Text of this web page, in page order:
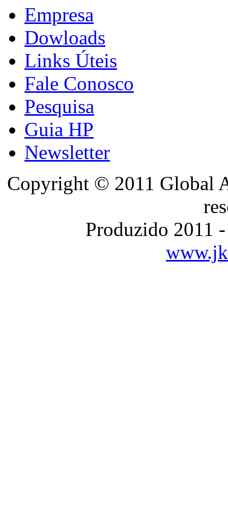
Empresa
Dowloads
Links Úteis
Fale Conosco
Pesquisa
Guia HP
Newsletter
Copyright © 2011 Global
Produzido 2011